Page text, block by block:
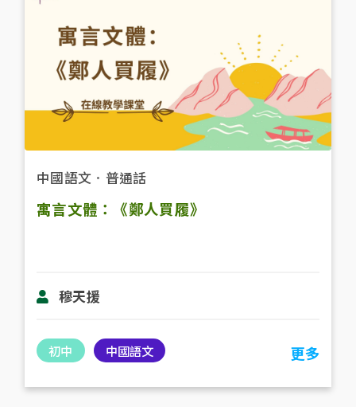
中國語文 ． 普通話
寓言文體：《鄭人買履》
穆天援
初中 中國語文 更多